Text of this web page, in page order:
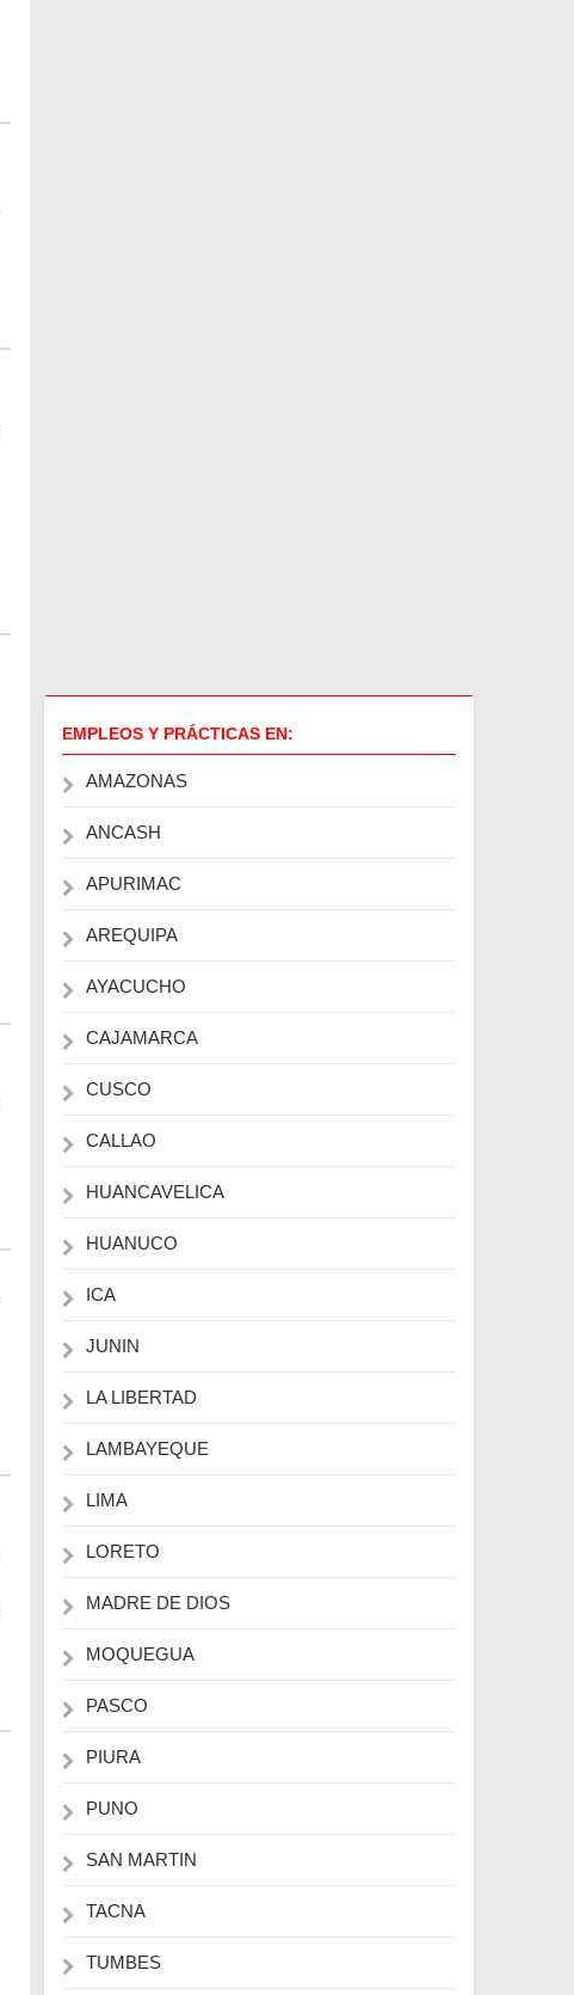
EMPLEOS Y PRÁCTICAS EN:
AMAZONAS
ANCASH
APURIMAC
AREQUIPA
AYACUCHO
CAJAMARCA
CUSCO
CALLAO
HUANCAVELICA
HUANUCO
ICA
JUNIN
LA LIBERTAD
LAMBAYEQUE
LIMA
LORETO
MADRE DE DIOS
MOQUEGUA
PASCO
PIURA
PUNO
SAN MARTIN
TACNA
TUMBES